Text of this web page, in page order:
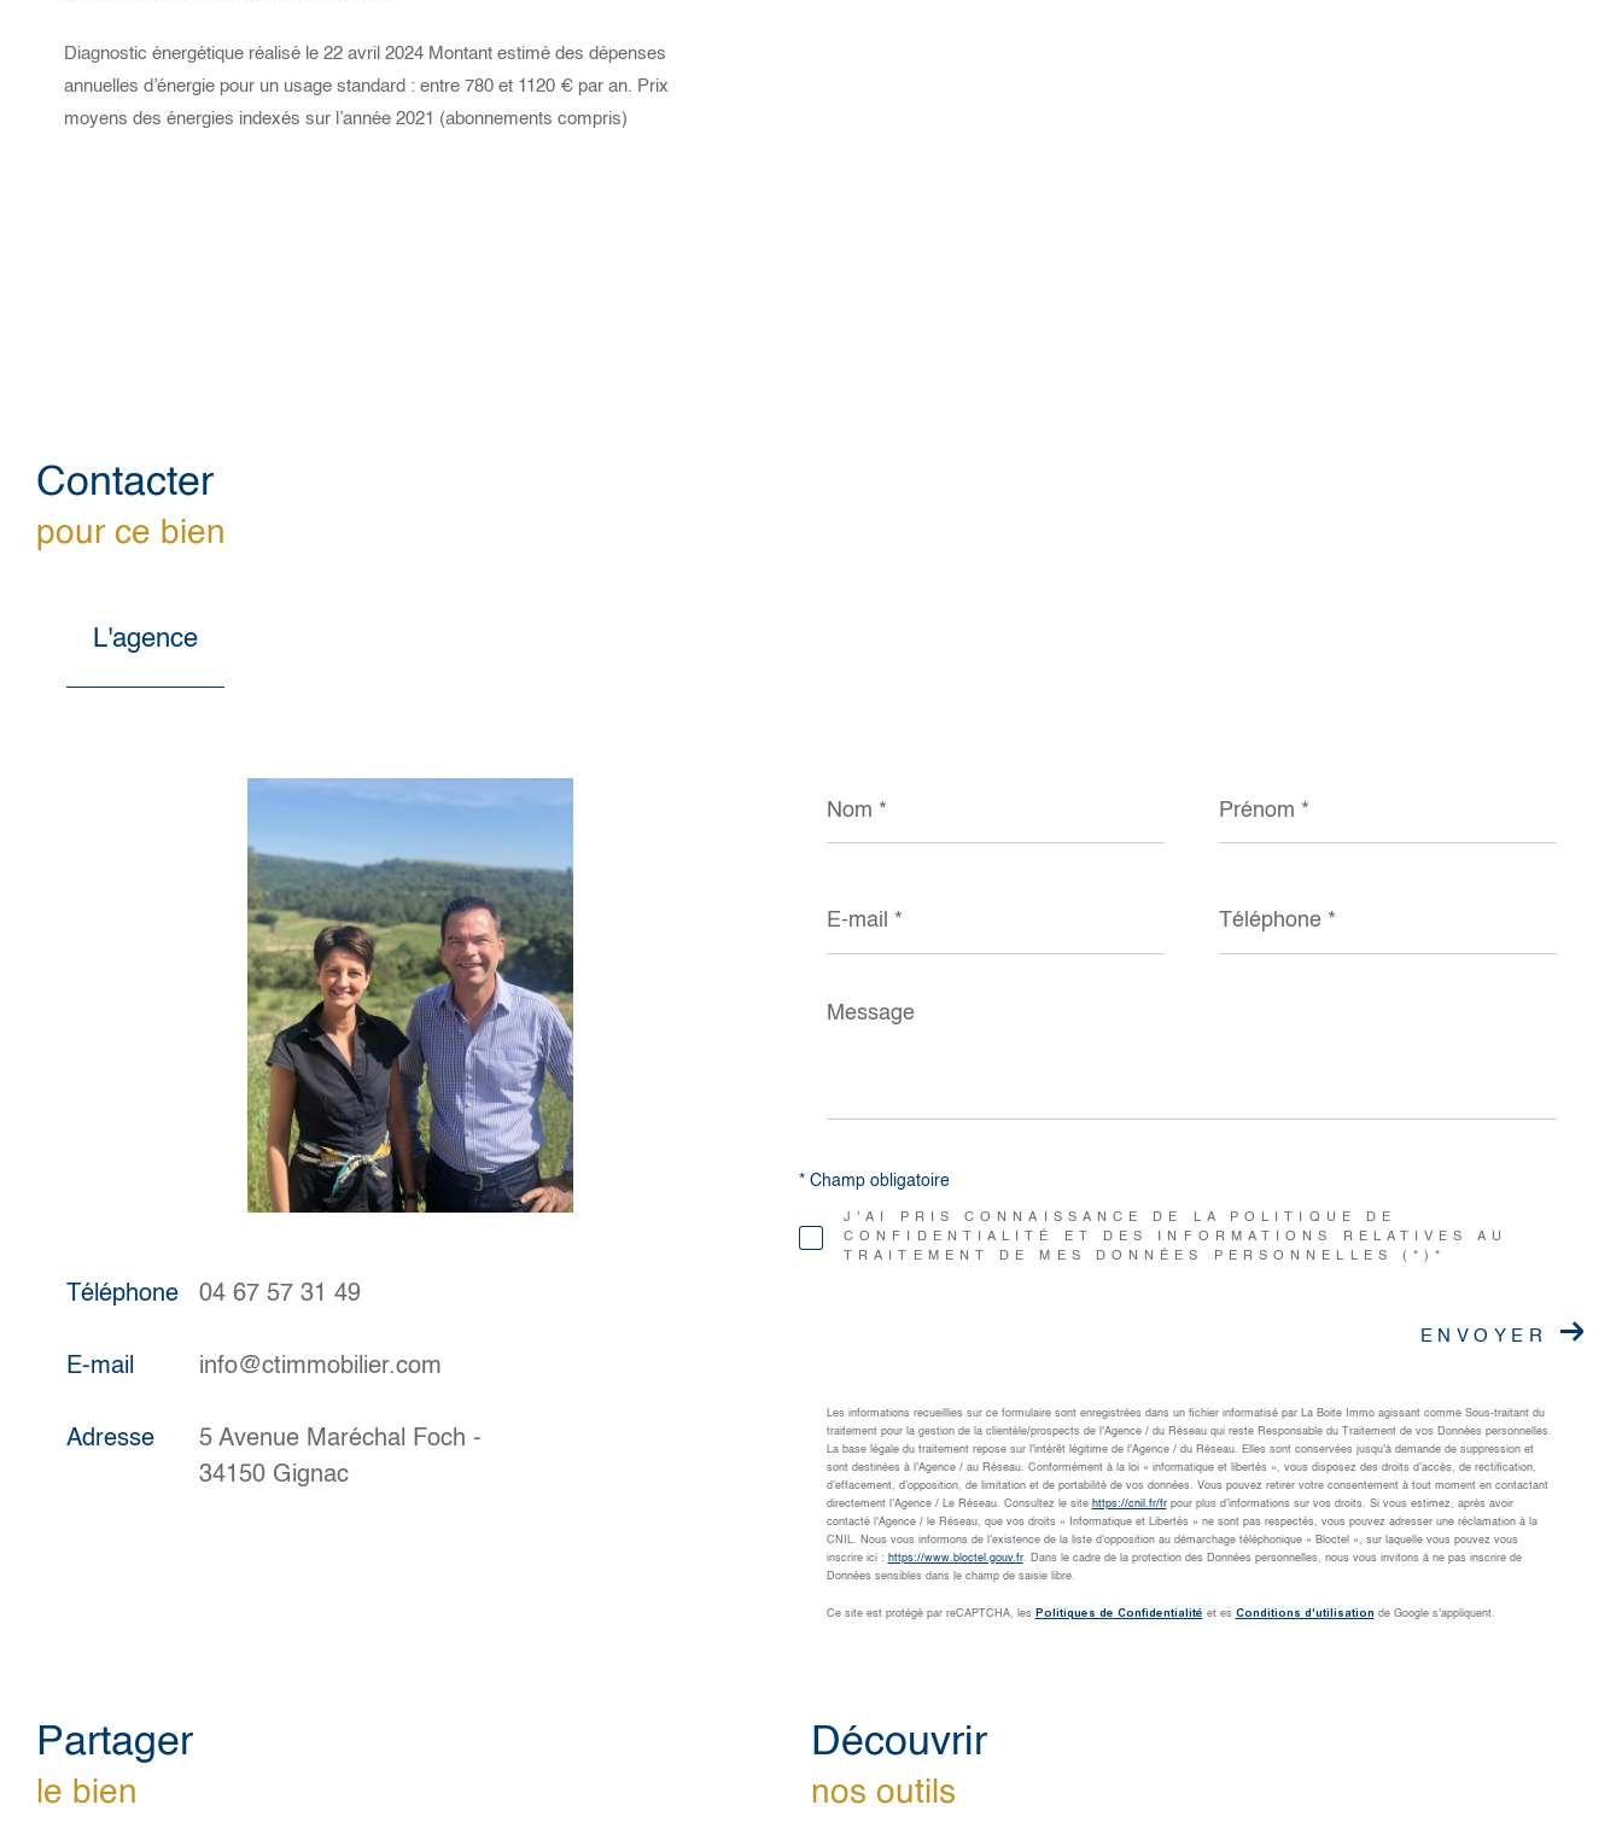
Diagnostic énergétique réalisé le 22 avril 2024 Montant estimé des dépenses
annuelles d’énergie pour un usage standard : entre 780 et 1120 € par an. Prix
moyens des énergies indexés sur l’année 2021 (abonnements compris)
Contacter
pour ce bien
L'agence
Téléphone 04 67 57 31 49
E-mail info@ctimmobilier.com
Adresse
5 Avenue Maréchal Foch -
34150 Gignac
*
*
mail
*
Message
*
J'AI PRIS CONNAISSANCE DE LA POLITIQUE DE
CONFIDENTIALITÉ ET DES INFORMATIONS RELATIVES AU
TRAITEMENT DE MES DONNÉES PERSONNELLES (*)*
* Champ obligatoire
ENVOYER
Les informations recueillies sur ce formulaire sont enregistrées dans un fichier informatisé par La Boite Immo agissant comme Sous-traitant du
traitement pour la gestion de la clientèle/prospects de l'Agence / du Réseau qui reste Responsable du Traitement de vos Données personnelles.
La base légale du traitement repose sur l'intérêt légitime de l'Agence / du Réseau. Elles sont conservées jusqu'à demande de suppression et
sont destinées à l'Agence / au Réseau. Conformément à la loi « informatique et libertés », vous disposez des droits d’accès, de rectification,
d’effacement, d’opposition, de limitation et de portabilité de vos données. Vous pouvez retirer votre consentement à tout moment en contactant
directement l’Agence / Le Réseau. Consultez le site https://cnil.fr/frpour plus d’informations sur vos droits. Si vous estimez, après avoir
contacté l'Agence / le Réseau, que vos droits « Informatique et Libertés » ne sont pas respectés, vous pouvez adresser une réclamation à la
CNIL. Nous vous informons de l’existence de la liste d'opposition au démarchage téléphonique « Bloctel », sur laquelle vous pouvez vous
inscrire ici : https://www.bloctel.gouv.fr. Dans le cadre de la protection des Données personnelles, nous vous invitons à ne pas inscrire de
Données sensibles dans le champ de saisie libre.
Ce site est protégé par reCAPTCHA, les Politiques de Confidentialité et es Conditions d'utilisation de Google s'appliquent.
partager
le bien
découvrir
nos outils